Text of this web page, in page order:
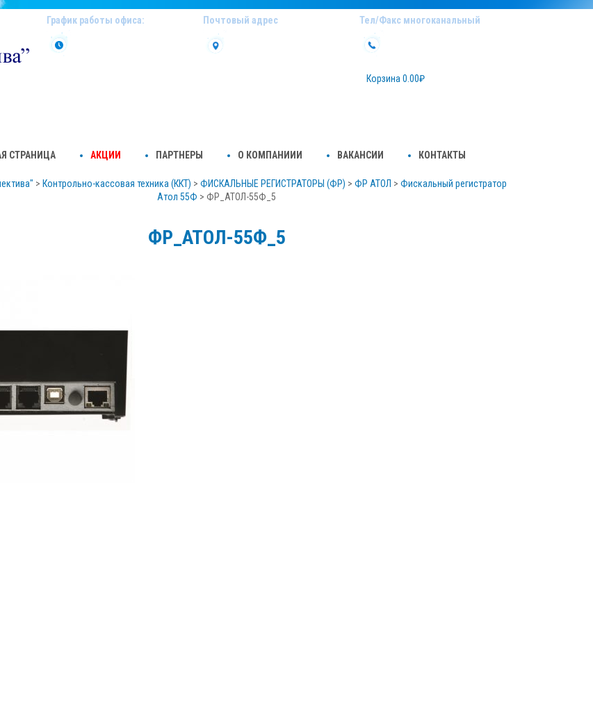
График работы офиса:
Почтовый адрес
Тел/Факс многоканальный
Корзина 0.00₽
СТРАНИЦА АКЦИИ ПАРТНЕРЫ О КОМПАНИИИ ВАКАНСИИ КОНТАКТЫ
> Контрольно-кассовая техника (ККТ) > ФИСКАЛЬНЫЕ РЕГИСТРАТОРЫ (ФР) > ФР АТОЛ > Фискальный регистратор
Атол 55Ф > ФР_АТОЛ-55Ф_5
ФР_АТОЛ-55Ф_5